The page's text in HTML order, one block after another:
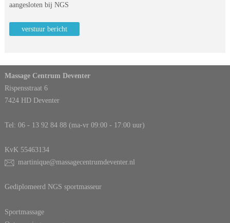
aangesloten bij NGS
verstuur bericht
Massage Centrum Deventer
Rispensstraat 6
7424 HD Deventer
Tel: 06 - 13 92 84 88 (ma-vr 09:00 - 17:00 uur)
KvK 55463134
martinique@massagecentrumdeventer.nl
Gediplomeerd NGS sportmasseur
Sportmassage